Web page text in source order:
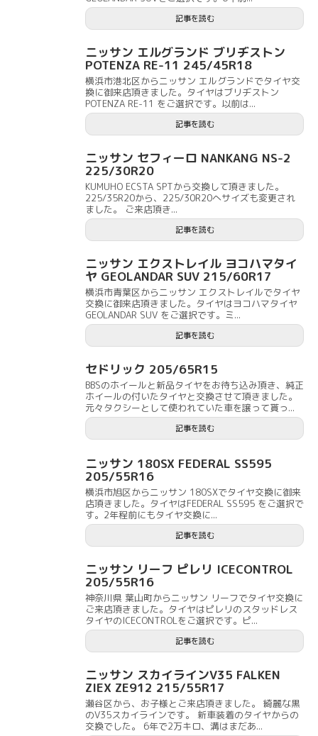
記事を読む
ニッサン エルグランド ブリヂストン
POTENZA RE-11 245/45R18
横浜市港北区からニッサン エルグランドでタイヤ交
換に御来店頂きました。タイヤはブリヂストン
POTENZA RE-11 をご選択です。以前は...
記事を読む
ニッサン セフィーロ NANKANG NS-2
225/30R20
KUMUHO ECSTA SPTから交換して頂きました。
225/35R20から、225/30R20へサイズも変更され
ました。 ご来店頂き...
記事を読む
ニッサン エクストレイル ヨコハマタイ
ヤ GEOLANDAR SUV 215/60R17
横浜市青葉区からニッサン エクストレイルでタイヤ
交換に御来店頂きました。タイヤはヨコハマタイヤ
GEOLANDAR SUV をご選択です。ミ...
記事を読む
セドリック 205/65R15
BBSのホイールと新品タイヤをお待ち込み頂き、純正
ホイールの付いたタイヤと交換させて頂きました。
元々タクシーとして使われていた車を譲って貰っ...
記事を読む
ニッサン 180SX FEDERAL SS595
205/55R16
横浜市旭区からニッサン 180SXでタイヤ交換に御来
店頂きました。タイヤはFEDERAL SS595 をご選択で
す。2年程前にもタイヤ交換に...
記事を読む
ニッサン リーフ ピレリ ICECONTROL
205/55R16
神奈川県 葉山町からニッサン リーフでタイヤ交換に
ご来店頂きました。タイヤはピレリのスタッドレス
タイヤのICECONTROLをご選択です。ピ...
記事を読む
ニッサン スカイラインV35 FALKEN
ZIEX ZE912 215/55R17
瀬谷区から、お子様とご来店頂きました。 綺麗な黒
のV35スカイラインです。 新車装着のタイヤからの
交換でした。 6年で2万キロ、溝はまだあ...